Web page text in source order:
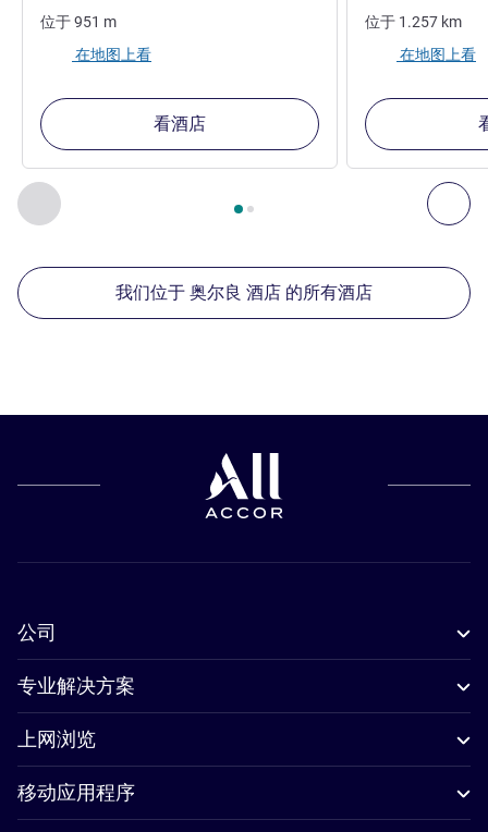
上一个 - 我们在附近的其他酒店 下
第 1页，共 , 我们在附近的其他酒店 1 :, 我们在附近的
位于951 m
在地图上看
看酒店
位于 1.257 km
在地图上看
我们位于 奥尔良 酒店 的所有酒店
公司
专业解决方案
上网浏览
移动应用程序